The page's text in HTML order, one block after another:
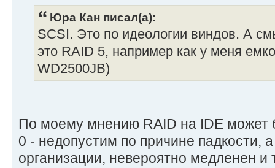
Юра Кан писал(а):
SCSI. Это по идеологии виндов. А
это RAID 5, например как у меня
WD2500JB)
По моему мнению RAID на IDE может
0 - недопустим по причине падкости,
организации, невероятно медленен и